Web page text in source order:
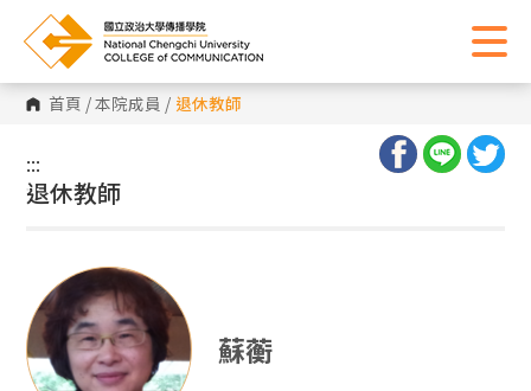
首頁 /本院成員 / 退休教師
:::
:::
退休教師
蘇蘅